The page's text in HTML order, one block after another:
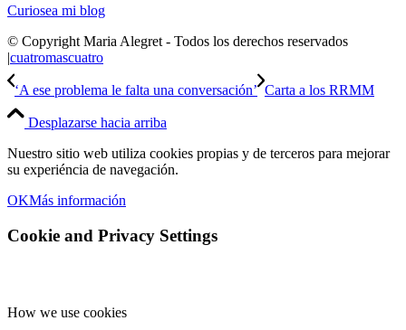
Curiosea mi blog
© Copyright Maria Alegret - Todos los derechos reservados
|cuatromascuatro
‘A ese problema le falta una conversación’ Carta a los RRMM
Desplazarse hacia arriba
Nuestro sitio web utiliza cookies propias y de terceros para mejorar
su experiéncia de navegación.
OKMás información
Cookie and Privacy Settings
How we use cookies